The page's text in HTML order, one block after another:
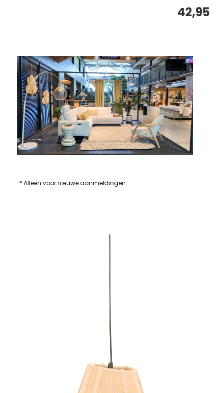
42,95
* Alleen voor nieuwe aanmeldingen